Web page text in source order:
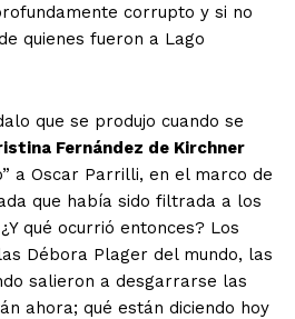
corrupto y si no
quienes fueron a Lago
que se produjo cuando se
Fernández de Kirchner
a Oscar Parrilli, en el marco de
que había sido filtrada a los
qué ocurrió entonces? Los
Débora Plager del mundo, las
salieron a desgarrarse las
ahora; qué están diciendo hoy